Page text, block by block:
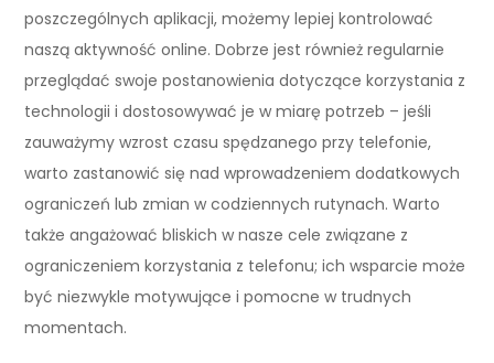
poszczególnych aplikacji, możemy lepiej kontrolować
naszą aktywność online. Dobrze jest również regularnie
przeglądać swoje postanowienia dotyczące korzystania z
technologii i dostosowywać je w miarę potrzeb – jeśli
zauważymy wzrost czasu spędzanego przy telefonie,
warto zastanowić się nad wprowadzeniem dodatkowych
ograniczeń lub zmian w codziennych rutynach. Warto
także angażować bliskich w nasze cele związane z
ograniczeniem korzystania z telefonu; ich wsparcie może
być niezwykle motywujące i pomocne w trudnych
momentach.